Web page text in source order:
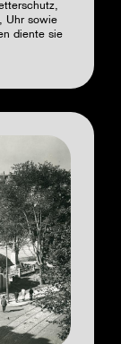
Uhr sowie
diente sie